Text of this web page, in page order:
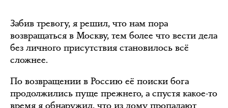
Забив тревогу, я решил, что нам пора
возвращаться в Москву, тем более что вести дела
без личного присутствия становилось всё
сложнее.
По возвращении в Россию её поиски бога
продолжились пуще прежнего, а спустя какое-то
время я обнаружил, что из дому пропадают